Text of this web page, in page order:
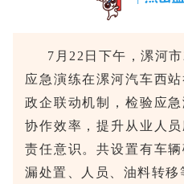
7月22日下午，漯河
应急演练在漯河汽车西
政企联动机制，检验应
协作效率，提升从业人
责任意识。共设置有车
漏处置、人员、油料转移